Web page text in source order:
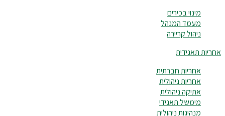
מינוי בכירים
מעמד המנהל
ניהול קריירה
אחריות תאגידית
אחריות חברתית
אחריות ניהולית
אתיקה ניהולית
מימשל תאגידי
מנהיגות ניהולית